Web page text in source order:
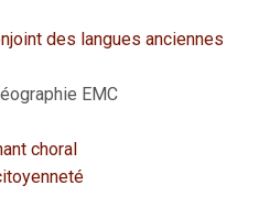
des langues anciennes
EMC
choral